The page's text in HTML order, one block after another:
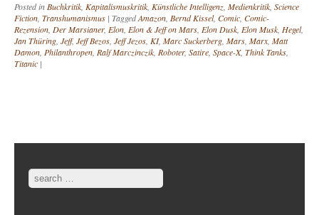
Posted inBuchkritik, Kapitalismuskritik, Künstliche Intelligenz, Medienkritik, Science
Fiction, Transhumanismus | TaggedAmazon, Bernd Kissel, Comic, Comic-
Rezension, Der Marsianer, Elon, Elon & Jeff on Mars, Elon Dusk, Elon Musk, Hegel,
Jan Thüring, Jeff, Jeff Bezos, Jeff Jezos, KI, Marc Suckerberg, Mars, Marx, Matt
Damon, Philanthropen, Ralf Marczinczik, Roboter, Satire, Space-X, Think Tanks,
Titanic |
Post navigation
Search